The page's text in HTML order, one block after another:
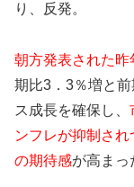
り、反発。
朝方発表された
期比3．3％増と
ス成長を確保し、
ンフレが抑制さ
の期待感が高まっ